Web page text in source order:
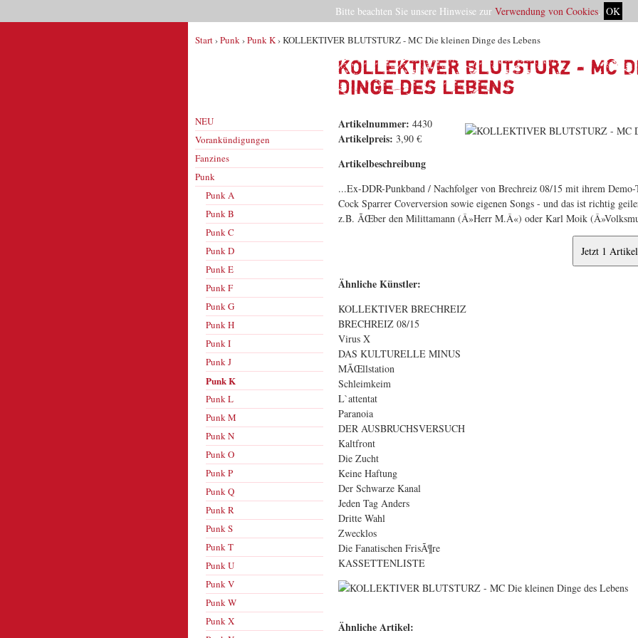
Start›Punk›Punk K› KOLLEKTIVER BLUTSTURZ - MC Die kleinen Dinge des Lebens
KOLLEKTIVER BLUTSTURZ -
Dinge des Lebens
NEU
Vorankündigungen
Fanzines
Punk
Punk A
Punk B
Punk C
Punk D
Punk E
Punk F
Punk G
Punk H
Punk I
Punk J
Punk K
Punk L
Punk M
Punk N
Punk O
Punk P
Punk Q
Punk R
Punk S
Punk T
Punk U
Punk V
Punk W
Punk X
Artikelnummer: 4430
Artikelpreis: 3,90 €
Artikelbeschreibung
...Ex-DDR-Punkband / Nachfolger von Brechreiz 08/15 mit ihrem
Cock Sparrer Coverversion sowie eigenen Songs - und das ist richtig
z.B. ÃŒber den Milittamann (Â»Herr M.Â«) oder Karl Moik
Ähnliche Künstler:
KOLLEKTIVER BRECHREIZ
BRECHREIZ 08/15
Virus X
DAS KULTURELLE MINUS
MÃŒllstation
Schleimkeim
L`attentat
Paranoia
DER AUSBRUCHSVERSUCH
Kaltfront
Die Zucht
Keine Haftung
Der Schwarze Kanal
Jeden Tag Anders
Dritte Wahl
Zwecklos
Die Fanatischen FrisÃ¶re
KASSETTENLISTE
Ähnliche Artikel:
Bitte beachten Sie unsere Hinweise zur Verwendung von Cookies. OK